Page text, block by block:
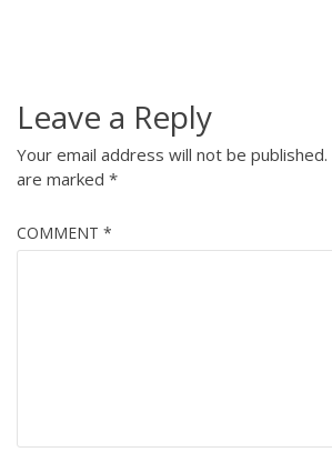
Leave a Reply
Your email address will not be published.
are marked *
COMMENT *